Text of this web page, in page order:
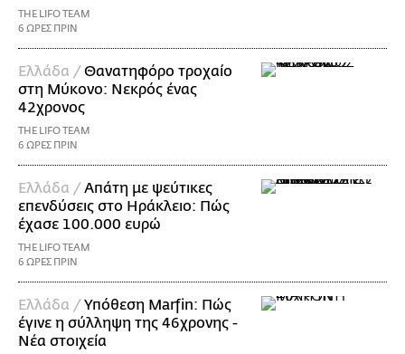
THE LIFO TEAM
6 ΩΡΕΣ ΠΡΙΝ
Ελλάδα /Θανατηφόρο τροχαίο
στη Μύκονο: Νεκρός ένας
42χρονος
THE LIFO TEAM
6 ΩΡΕΣ ΠΡΙΝ
Ελλάδα /Απάτη με ψεύτικες
επενδύσεις στο Ηράκλειο: Πώς
έχασε 100.000 ευρώ
THE LIFO TEAM
6 ΩΡΕΣ ΠΡΙΝ
Ελλάδα /Υπόθεση Marfin: Πώς
έγινε η σύλληψη της 46χρονης -
Νέα στοιχεία